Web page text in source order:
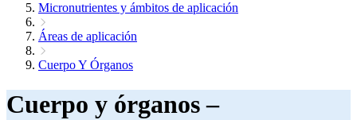
Micronutrientes y ámbitos de aplicación
Áreas de aplicación
Cuerpo Y Órganos
Cuerpo y órganos –